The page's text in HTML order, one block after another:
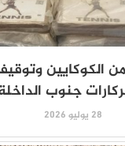
من الكوكايين
جنوب
28 يوليو 2026